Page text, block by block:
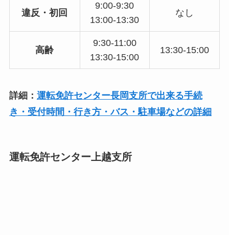
違反・初回
9:00-9:30
13:00-13:30
なし
高齢
9:30-11:00
13:30-15:00
13:30-15:00
詳細： 運転免許センター長岡支所で出来る手続
き・受付時間・行き方・バス・駐車場などの詳細
運転免許センター上越支所